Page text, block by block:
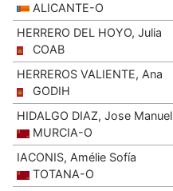
ALICANTE-O
HERRERO DEL HOYO, Julia
COAB
HERREROS VALIENTE, Ana
GODIH
HIDALGO DIAZ, Jose Manuel
MURCIA-O
IACONIS, Amélie Sofía
TOTANA-O